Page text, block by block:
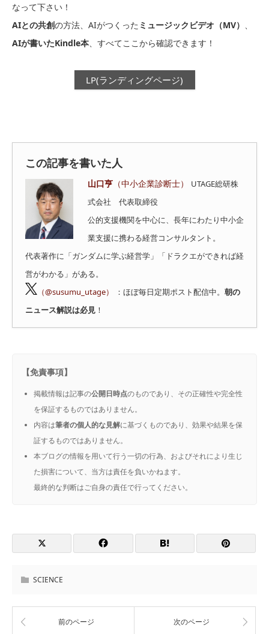
なって下さい！
AIとの共創の方法、AIがつくった ミュージックビデオ（MV） 、
AIが書いたKindle本、すべてここから確認できます！
LP(ランディングページ)
この記事を書いた人
山口亨 （中小企業診断士）
UTAGE総研株
式会社 代表取締役
公的支援機関を中心に、長年にわたり中小企
業支援に携わる経営コンサルタント。
代表著作に「ガンダムに学ぶ経営学」「ドラクエができれば経
営がわかる」がある。
（@susumu_utage）
：ほぼ毎日定期ポスト配信中。 朝の
ニュース解説は必見 ！
【免責事項】
掲載情報は記事の公開日時点のものであり、その正確性や完全性
を保証するものではありません。
内容は筆者の個人的な見解に基づくものであり、効果や結果を保
証するものではありません。
本ブログの情報を用いて行う一切の行為、およびそれにより生じ
た損害について、当方は責任を負いかねます。
最終的な判断はご自身の責任で行ってください。
SCIENCE
前のページ 次のページ